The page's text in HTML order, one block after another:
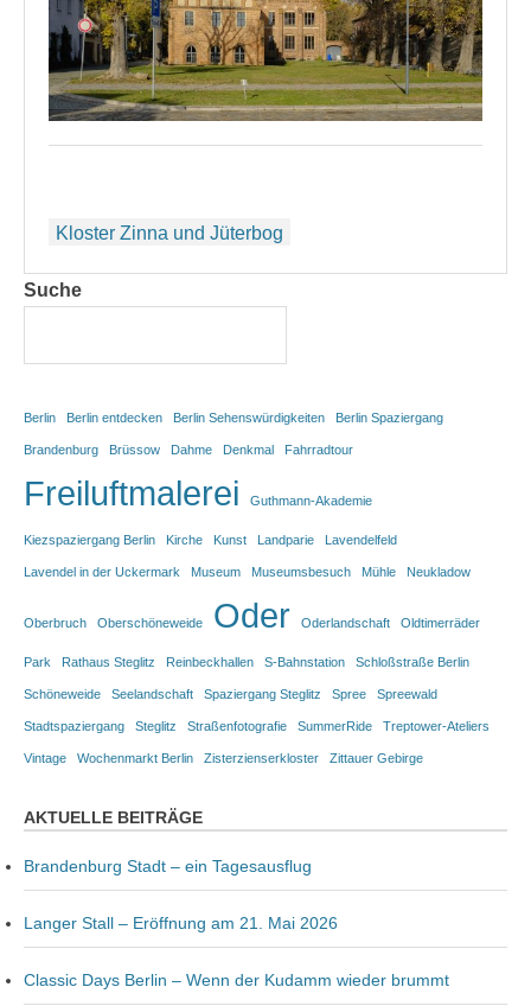
Beitragsnavigation
Kloster Zinna und Jüterbog
Suche
Berlin Berlin entdecken Berlin Sehenswürdigkeiten Berlin Spaziergang
Brandenburg Brüssow Dahme Denkmal Fahrradtour
Freiluftmalerei Guthmann-Akademie
Kiezspaziergang Berlin Kirche Kunst Landparie Lavendelfeld
Lavendel in der Uckermark Museum Museumsbesuch Mühle Neukladow
Oberbruch Oberschöneweide Oder Oderlandschaft Oldtimerräder
Park Rathaus Steglitz Reinbeckhallen S-Bahnstation Schloßstraße Berlin
Schöneweide Seelandschaft Spaziergang Steglitz Spree Spreewald
Stadtspaziergang Steglitz Straßenfotografie SummerRide Treptower-Ateliers
Vintage Wochenmarkt Berlin Zisterzienserkloster Zittauer Gebirge
AKTUELLE BEITRÄGE
Brandenburg Stadt – ein Tagesausflug
Langer Stall – Eröffnung am 21. Mai 2026
Classic Days Berlin – Wenn der Kudamm wieder brummt